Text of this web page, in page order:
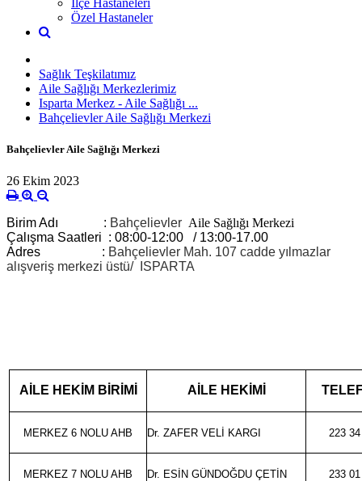
Özel Hastaneler
Sağlık Teşkilatımız
Aile Sağlığı Merkezlerimiz
Isparta Merkez - Aile Sağlığı ...
Bahçelievler Aile Sağlığı Merkezi
Bahçelievler Aile Sağlığı Merkezi
26 Ekim 2023
Birim Adı : Bahçelievler Aile Sağlığı Merkezi
Çalışma Saatleri : 08:00-12:00 / 13:00-17.00
Adres : Bahçelievler Mah. 107 cadde yılmazlar
alışveriş merkezi üstü/ ISPARTA
AİLE HEKİM BİRİMİ AİLE HEKİMİ
MERKEZ 6 NOLU AHB Dr. ZAFER VELİ KARGI 223
MERKEZ 7 NOLU AHB Dr. ESİN GÜNDOĞDU ÇETİN 233